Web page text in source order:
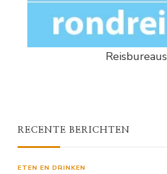
Reisbureaus
RECENTE BERICHTEN
ETEN EN DRINKEN